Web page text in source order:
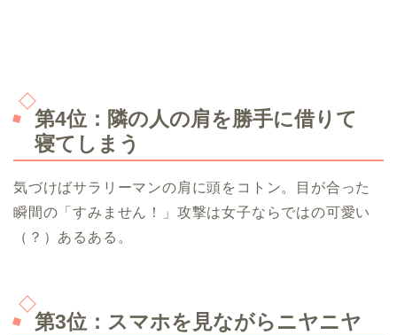
第4位：隣の人の肩を勝手に借りて
寝てしまう
気づけばサラリーマンの肩に頭をコトン。目が合った
瞬間の「すみません！」攻撃は女子ならではの可愛い
（？）あるある。
第3位：スマホを見ながらニヤニヤ